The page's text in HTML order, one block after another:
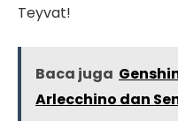
Teyvat!
Baca juga
Arlecchino dan